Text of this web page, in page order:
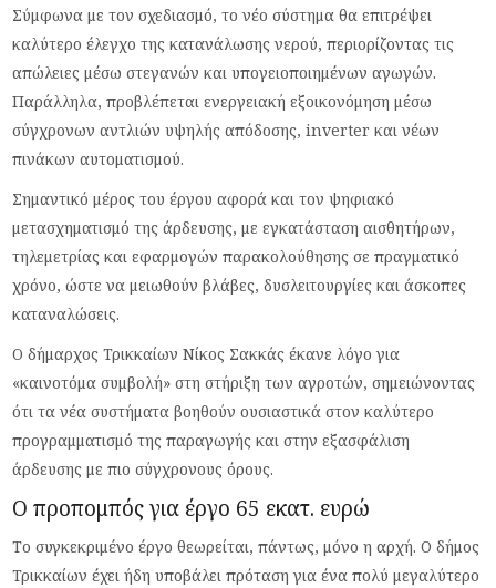
Σύμφωνα με τον σχεδιασμό, το νέο σύστημα θα επιτρέψει
καλύτερο έλεγχο της κατανάλωσης νερού, περιορίζοντας τις
απώλειες μέσω στεγανών και υπογειοποιημένων αγωγών.
Παράλληλα, προβλέπεται ενεργειακή εξοικονόμηση μέσω
σύγχρονων αντλιών υψηλής απόδοσης, inverter και νέων
πινάκων αυτοματισμού.
Σημαντικό μέρος του έργου αφορά και τον ψηφιακό
μετασχηματισμό της άρδευσης, με εγκατάσταση αισθητήρων,
τηλεμετρίας και εφαρμογών παρακολούθησης σε πραγματικό
χρόνο, ώστε να μειωθούν βλάβες, δυσλειτουργίες και άσκοπες
καταναλώσεις.
Ο δήμαρχος Τρικκαίων Νίκος Σακκάς έκανε λόγο για
«καινοτόμα συμβολή» στη στήριξη των αγροτών, σημειώνοντας
ότι τα νέα συστήματα βοηθούν ουσιαστικά στον καλύτερο
προγραμματισμό της παραγωγής και στην εξασφάλιση
άρδευσης με πιο σύγχρονους όρους.
Ο προπομπός για έργο 65 εκατ. ευρώ
Το συγκεκριμένο έργο θεωρείται, πάντως, μόνο η αρχή. Ο δήμος
Τρικκαίων έχει ήδη υποβάλει πρόταση για ένα πολύ μεγαλύτερο